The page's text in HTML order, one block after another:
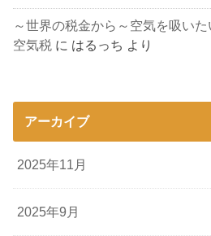
～世界の税金から～空気を吸いた
空気税 に はるっち より
アーカイブ
2025年11月
2025年9月